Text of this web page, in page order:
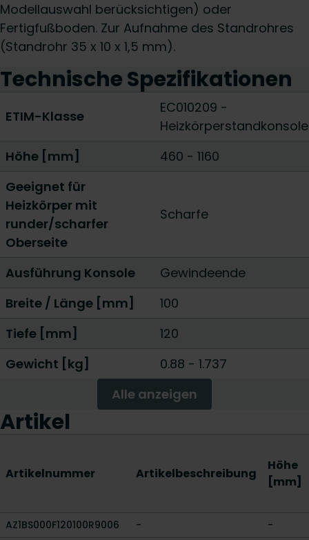
Modellauswahl berücksichtigen) oder
Fertigfußboden. Zur Aufnahme des Standrohres
(Standrohr 35 x 10 x 1,5 mm).
Technische Spezifikationen
ETIM-Klasse
EC010209 -
Heizkörperstandkonsole
Höhe [mm]
460 - 1160
Geeignet für
Heizkörper mit
runder/scharfer
Oberseite
Scharfe
Ausführung Konsole
Gewindeende
Breite / Länge [mm]
100
Tiefe [mm]
120
Gewicht [kg]
0.88 - 1.737
Alle anzeigen
Artikel
Artikelnummer Artikelbeschreibung
Höhe
[mm]
AZ1BS000F120100R9006 -
-